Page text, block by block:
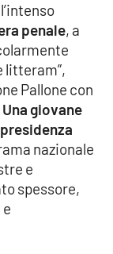
penale, a
litteram”,
Pallone con
Una giovane
nazionale
e
spessore,